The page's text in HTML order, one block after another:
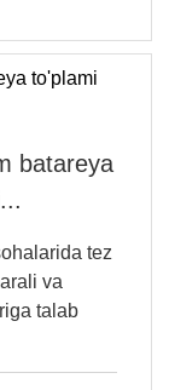
batareya
tez
va
talab